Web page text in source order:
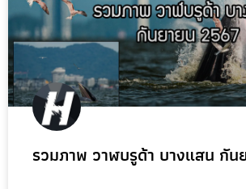
รวมภาพ วาฬบรูด้า บางแสน กัน